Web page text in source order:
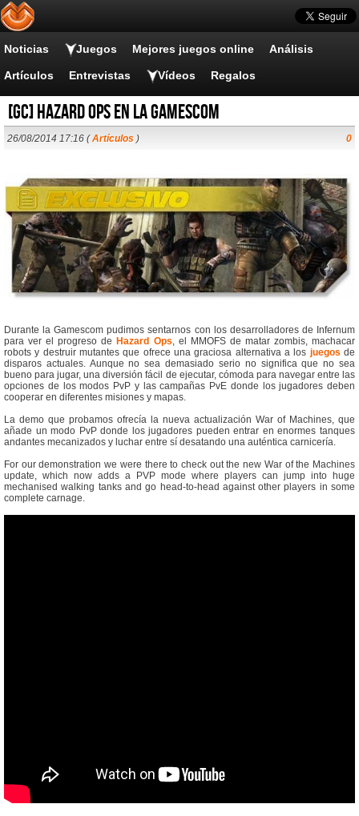
Noticias Juegos Mejores juegos online Análisis
Artículos Entrevistas Vídeos Regalos
[GC] Hazard Ops en la Gamescom
26/08/2014 17:16 (Artículos ) 0
Durante la Gamescom pudimos sentarnos con los desarrolladores de Infernum
para ver el progreso de Hazard Ops, el MMOFS de matar zombis, machacar
robots y destruir mutantes que ofrece una graciosa alternativa a los juegos de
disparos actuales. Aunque no sea demasiado serio no significa que no sea
bueno para jugar, una diversión fácil de ejecutar, cómoda para navegar entre las
opciones de los modos PvP y las campañas PvE donde los jugadores deben
cooperar en diferentes misiones y mapas.
La demo que probamos ofrecía la nueva actualización War of Machines, que
añade un modo PvP donde los jugadores pueden entrar en enormes tanques
andantes mecanizados y luchar entre sí desatando una auténtica carnicería.
For our demonstration we were there to check out the new War of the Machines
update, which now adds a PVP mode where players can jump into huge
mechanised walking tanks and go head-to-head against other players in some
complete carnage.